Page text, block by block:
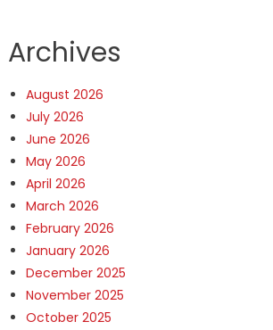
Archives
August 2026
July 2026
June 2026
May 2026
April 2026
March 2026
February 2026
January 2026
December 2025
November 2025
October 2025